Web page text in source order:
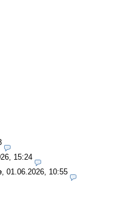
15:24
01.06.2026, 10:55